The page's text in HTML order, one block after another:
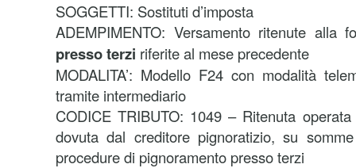
SOGGETTI: Sostituti d’imposta
ADEMPIMENTO: Versamento ritenute alla
presso terzi riferite al mese precedente
MODALITA’: Modello F24 con modalità
tramite intermediario
CODICE TRIBUTO: 1049 – Ritenuta
dovuta dal creditore pignoratizio, su
procedure di pignoramento presso terzi